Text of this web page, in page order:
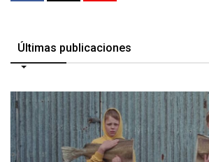
Últimas publicaciones